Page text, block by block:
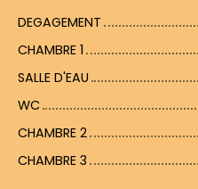
DEGAGEMENT
CHAMBRE 1
SALLE D'EAU
WC
CHAMBRE 2
CHAMBRE 3